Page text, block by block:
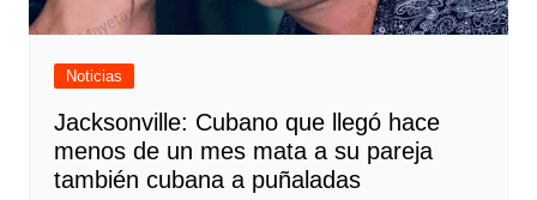
Noticias
Jacksonville: Cubano que llegó hace
menos de un mes mata a su pareja
también cubana a puñaladas